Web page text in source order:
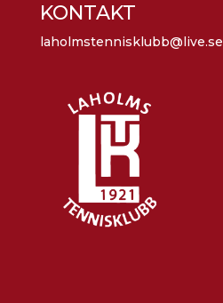
KONTAKT
laholmstennisklubb@live.se